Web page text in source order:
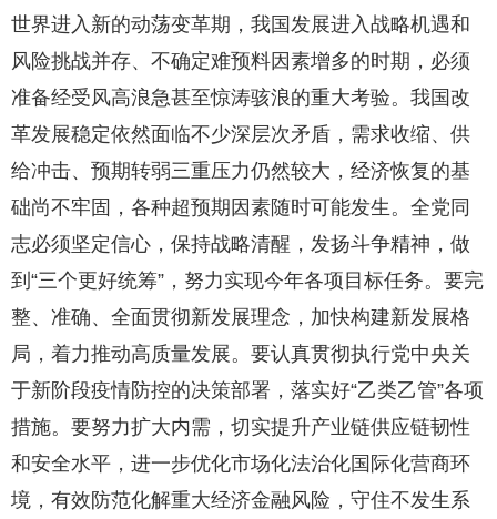
世界进入新的动荡变革期，我国发展进入战略机遇和
风险挑战并存、不确定难预料因素增多的时期，必须
准备经受风高浪急甚至惊涛骇浪的重大考验。我国改
革发展稳定依然面临不少深层次矛盾，需求收缩、供
给冲击、预期转弱三重压力仍然较大，经济恢复的基
础尚不牢固，各种超预期因素随时可能发生。全党同
志必须坚定信心，保持战略清醒，发扬斗争精神，做
到“三个更好统筹”，努力实现今年各项目标任务。要完
整、准确、全面贯彻新发展理念，加快构建新发展格
局，着力推动高质量发展。要认真贯彻执行党中央关
于新阶段疫情防控的决策部署，落实好“乙类乙管”各项
措施。要努力扩大内需，切实提升产业链供应链韧性
和安全水平，进一步优化市场化法治化国际化营商环
境，有效防范化解重大经济金融风险，守住不发生系